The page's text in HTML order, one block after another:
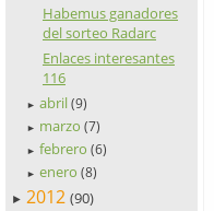
Habemus ganadores
del sorteo Radarc
Enlaces interesantes
116
► abril (9)
► marzo (7)
► febrero (6)
► enero (8)
► 2012 (90)